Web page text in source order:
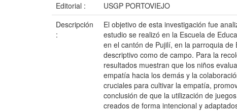
Editorial :
USGP PORTOVIEJO
Descripción
:
El objetivo de esta investigación fue
estudio se realizó en la Escuela de
en el cantón de Pujilí, en la parroquia
descriptivo como de campo. Para la
resultados muestran que los niños
empatía hacia los demás y la
cruciales para cultivar la empatía,
conclusión de que la utilización de
creados de forma intencional y